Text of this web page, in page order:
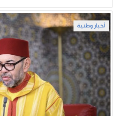
أخبار وطنية